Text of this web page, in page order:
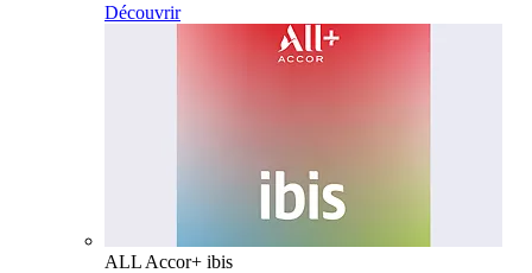
Découvrir
ALL Accor+ ibis